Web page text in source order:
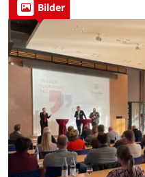
Bilder